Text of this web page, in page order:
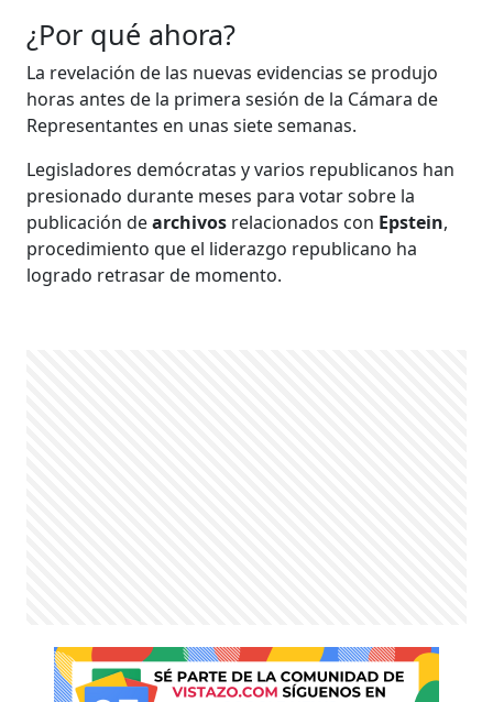
¿Por qué ahora?
La revelación de las nuevas evidencias se produjo
horas antes de la primera sesión de la Cámara de
Representantes en unas siete semanas.
Legisladores demócratas y varios republicanos han
presionado durante meses para votar sobre la
publicación dearchivos relacionados con Epstein,
procedimiento que el liderazgo republicano ha
logrado retrasar de momento.